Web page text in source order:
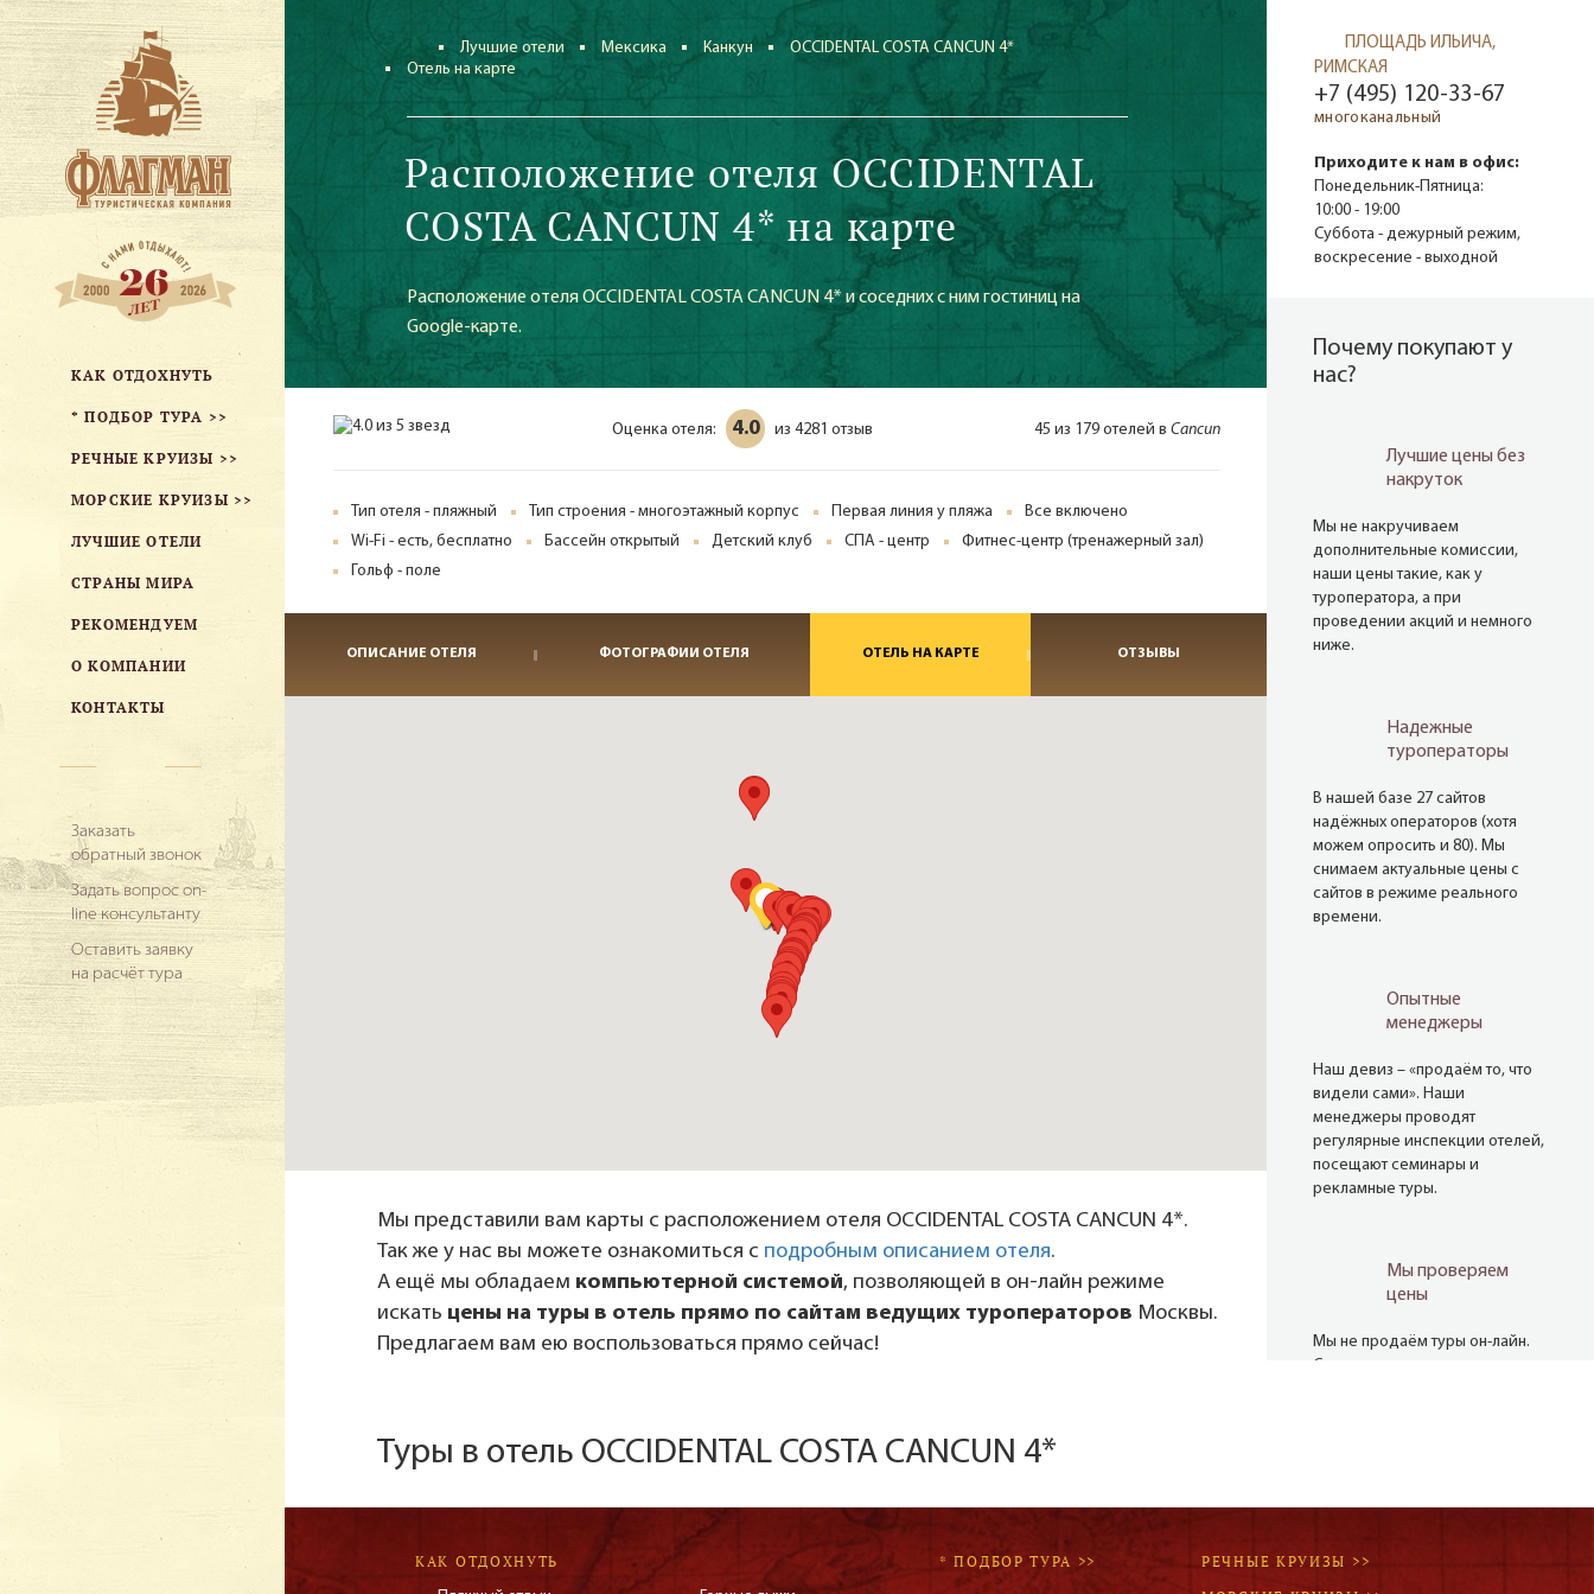
КАК ОТДОХНУТЬ
* ПОДБОР ТУРА >>
РЕЧНЫЕ КРУИЗЫ >>
МОРСКИЕ КРУИЗЫ >>
ЛУЧШИЕ ОТЕЛИ
СТРАНЫ МИРА
РЕКОМЕНДУЕМ
О КОМПАНИИ
КОНТАКТЫ
Заказать
обратный звонок
Задать вопрос on-
line консультанту
Оставить заявку
на расчёт тура
Лучшие отели Мексика Канкун
OCCIDENTAL COSTA CANCUN 4*
Отель на карте
Расположение отеля OCCIDENTAL
COSTA CANCUN 4* на карте
Расположение отеля OCCIDENTAL COSTA CANCUN 4* и соседних с ним гостиниц на
Google-карте.
Оценка отеля: 4.0 из 4281 отзыв 45 из 179 отелей в Cancun
Тип отеля - пляжный Тип строения - многоэтажный корпус Первая линия у пляжа
Все включено
Wi-Fi - есть, бесплатно
Бассейн открытый Детский клуб СПА - центр
Фитнес-центр (тренажерный зал)
Гольф - поле
ОПИСАНИЕ ОТЕЛЯ ФОТОГРАФИИ ОТЕЛЯ ОТЕЛЬ НА КАРТЕ ОТЗЫВЫ
Мы представили вам карты с расположением отеля OCCIDENTAL COSTA CANCUN 4*.
Так же у нас вы можете ознакомиться с подробным описанием отеля.
А ещё мы обладаем компьютерной системой, позволяющей в он-лайн режиме
искать цены на туры в отель прямо по сайтам ведущих туроператоров Москвы.
Предлагаем вам ею воспользоваться прямо сейчас!
ПЛОЩАДЬ ИЛЬИЧА,
РИМСКАЯ
+7 (495) 120-33-67
многоканальный
Приходите к нам в офис:
Понедельник-Пятница:
10:00 - 19:00
Суббота - дежурный режим,
воскресение - выходной
Почему покупают у
нас?
Лучшие цены без
накруток
Мы не накручиваем
дополнительные комиссии,
наши цены такие, как у
туроператора, а при
проведении акций и немного
ниже.
Надежные
туроператоры
В нашей базе 27 сайтов
надёжных операторов (хотя
можем опросить и 80). Мы
снимаем актуальные цены с
сайтов в режиме реального
времени.
Опытные
менеджеры
Наш девиз – «продаём то, что
видели сами». Наши
менеджеры проводят
регулярные инспекции отелей,
посещают семинары и
рекламные туры.
Мы проверяем
цены
Мы не продаём туры он-лайн.
Сначала наш менеджер
Туры в отель OCCIDENTAL COSTA CANCUN 4*
КАК ОТДОХНУТЬ
* ПОДБОР ТУРА >>
РЕЧНЫЕ КРУИЗЫ >>